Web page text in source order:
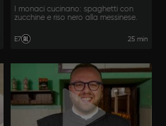
I monaci cucinano: spaghetti con
zucchine e riso nero alla messinese.
E7 25 min